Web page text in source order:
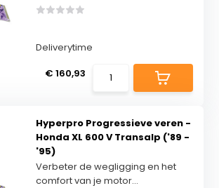
Deliverytime
€ 160,93
Hyperpro Progressieve veren -
Honda XL 600 V Transalp ('89 -
'95)
Verbeter de wegligging en het
comfort van je motor...